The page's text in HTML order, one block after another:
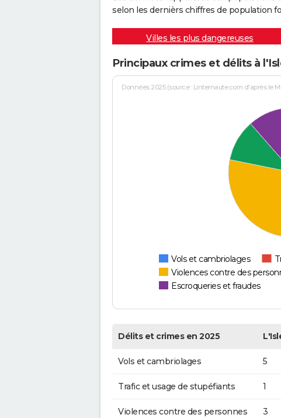
selon les dernièrs chiffres de population
Villes les plus dangereuses
Principaux crimes et délits à
Données 2025 (source : Linternaute.com d'après le
Vols et cambriolages
Violences contre des
Escroqueries et fraudes
Délits et crimes en 2025
Vols et cambriolages 5
Trafic et usage de stupéfiants 1
Violences contre des personnes 3